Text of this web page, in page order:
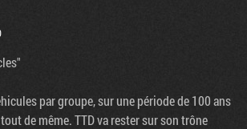
par groupe, sur une période de 100 ans
de même. TTD va rester sur son trône